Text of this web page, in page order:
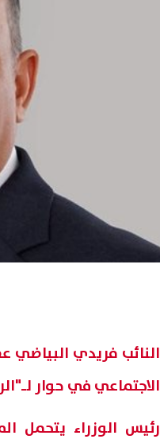
النائب فريدي
الاجتماعي في حوار
رئيس الوزراء يتحمل